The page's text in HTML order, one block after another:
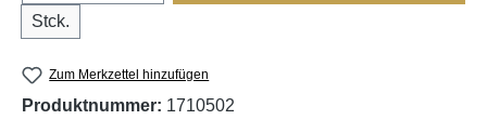
Stck.
Zum Merkzettel hinzufügen
Produktnummer: 1710502